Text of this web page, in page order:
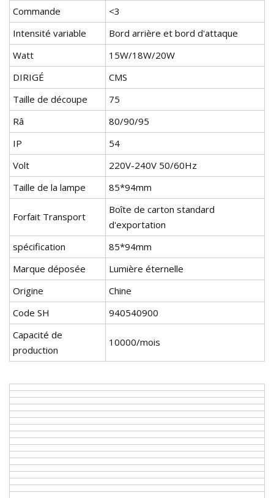
Commande
<3
Intensité variable
Bord arrière et bord d'attaque
Watt
15W/18W/20W
DIRIGÉ
CMS
Taille de découpe
75
Râ
80/90/95
IP
54
Volt
220V-240V 50/60Hz
Taille de la lampe
85*94mm
Forfait Transport
Boîte de carton standard
d'exportation
spécification
85*94mm
Marque déposée
Lumière éternelle
Origine
Chine
Code SH
940540900
Capacité de
production
10000/mois